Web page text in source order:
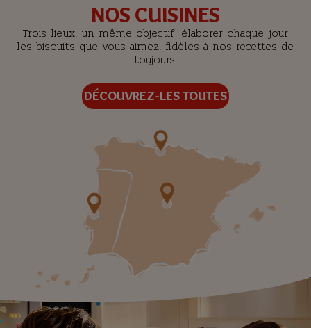
NOS CUISINES
Trois lieux, un même objectif: élaborer chaque jour
les biscuits que vous aimez, fidèles à nos recettes de
toujours.
DÉCOUVREZ-LES TOUTES